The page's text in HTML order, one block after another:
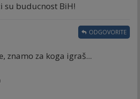
su buducnost BiH!
znamo za koga igraš...
ODGOVORITE